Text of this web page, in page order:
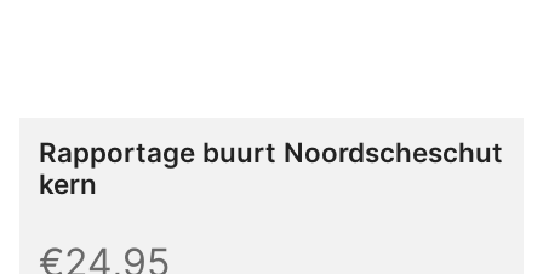
Rapportage buurt Noordscheschut
kern
€24,95